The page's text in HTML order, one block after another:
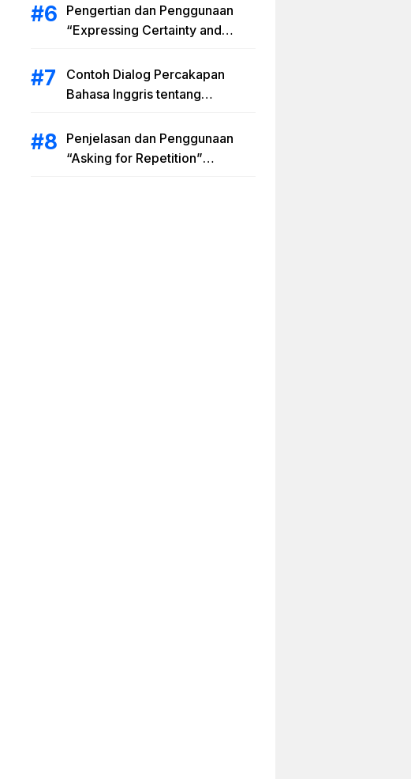
Pengertian dan Penggunaan
“Expressing Certainty and
Contoh Dialog Percakapan
Bahasa Inggris tentang
Artinya
Penjelasan dan Penggunaan
“Asking for Repetition”